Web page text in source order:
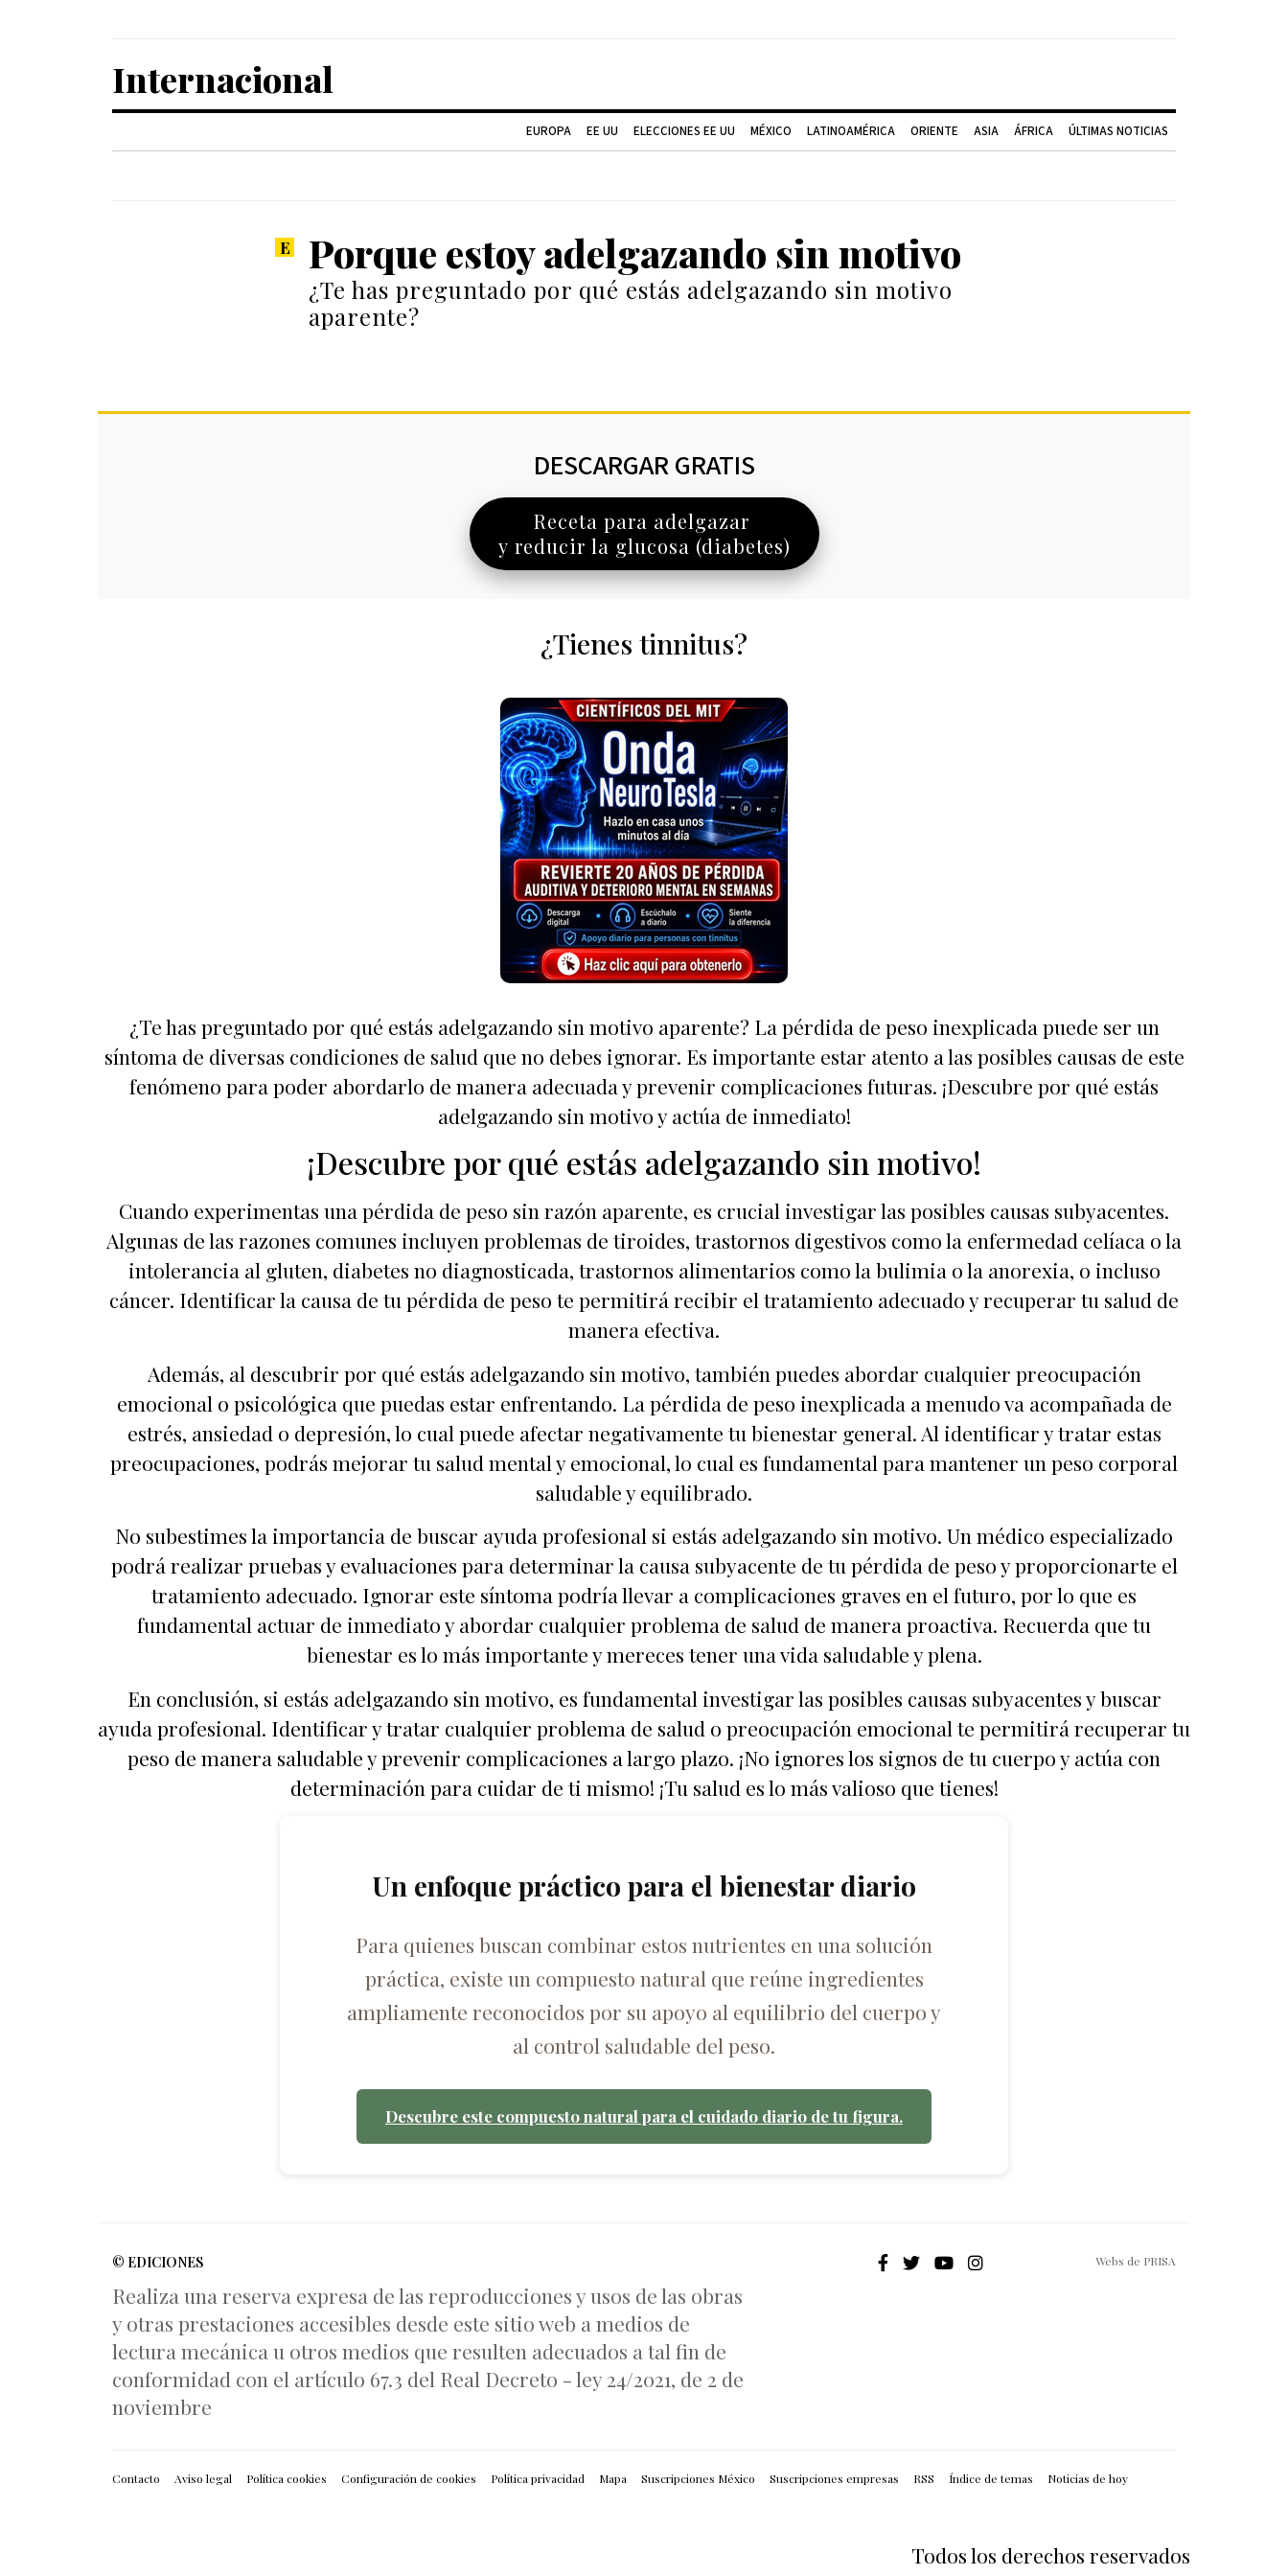
Internacional
EUROPA EE UU ELECCIONES EE UU MÉXICO LATINOAMÉRICA ORIENTE ASIA ÁFRICA ÚLTIMAS NOTICIAS
Porque estoy adelgazando sin motivo
¿Te has preguntado por qué estás adelgazando sin motivo
aparente?
DESCARGAR GRATIS
Receta para adelgazar
y reducir la glucosa (diabetes)
¿Tienes tinnitus?
¿Te has preguntado por qué estás adelgazando sin motivo aparente? La pérdida de peso inexplicada puede ser un
síntoma de diversas condiciones de salud que no debes ignorar. Es importante estar atento a las posibles causas de este
fenómeno para poder abordarlo de manera adecuada y prevenir complicaciones futuras. ¡Descubre por qué estás
adelgazando sin motivo y actúa de inmediato!
¡Descubre por qué estás adelgazando sin motivo!
Cuando experimentas una pérdida de peso sin razón aparente, es crucial investigar las posibles causas subyacentes.
Algunas de las razones comunes incluyen problemas de tiroides, trastornos digestivos como la enfermedad celíaca o la
intolerancia al gluten, diabetes no diagnosticada, trastornos alimentarios como la bulimia o la anorexia, o incluso
cáncer. Identificar la causa de tu pérdida de peso te permitirá recibir el tratamiento adecuado y recuperar tu salud de
manera efectiva.
Además, al descubrir por qué estás adelgazando sin motivo, también puedes abordar cualquier preocupación
emocional o psicológica que puedas estar enfrentando. La pérdida de peso inexplicada a menudo va acompañada de
estrés, ansiedad o depresión, lo cual puede afectar negativamente tu bienestar general. Al identificar y tratar estas
preocupaciones, podrás mejorar tu salud mental y emocional, lo cual es fundamental para mantener un peso corporal
saludable y equilibrado.
No subestimes la importancia de buscar ayuda profesional si estás adelgazando sin motivo. Un médico especializado
podrá realizar pruebas y evaluaciones para determinar la causa subyacente de tu pérdida de peso y proporcionarte el
tratamiento adecuado. Ignorar este síntoma podría llevar a complicaciones graves en el futuro, por lo que es
fundamental actuar de inmediato y abordar cualquier problema de salud de manera proactiva. Recuerda que tu
bienestar es lo más importante y mereces tener una vida saludable y plena.
En conclusión, si estás adelgazando sin motivo, es fundamental investigar las posibles causas subyacentes y buscar
ayuda profesional. Identificar y tratar cualquier problema de salud o preocupación emocional te permitirá recuperar tu
peso de manera saludable y prevenir complicaciones a largo plazo. ¡No ignores los signos de tu cuerpo y actúa con
determinación para cuidar de ti mismo! ¡Tu salud es lo más valioso que tienes!
Un enfoque práctico para el bienestar diario
Para quienes buscan combinar estos nutrientes en una solución
práctica, existe un compuesto natural que reúne ingredientes
ampliamente reconocidos por su apoyo al equilibrio del cuerpo y
al control saludable del peso.
Descubre este compuesto natural para el cuidado diario de tu figura.
© EDICIONES
Realiza una reserva expresa de las reproducciones y usos de las obras
y otras prestaciones accesibles desde este sitio web a medios de
lectura mecánica u otros medios que resulten adecuados a tal fin de
conformidad con el artículo 67.3 del Real Decreto - ley 24/2021, de 2 de
noviembre
Webs de PRISA
Contacto Aviso legal Política cookies Configuración de cookies Política privacidad Mapa Suscripciones México Suscripciones empresas RSS Índice de temas Noticias de hoy
Todos los derechos reservados